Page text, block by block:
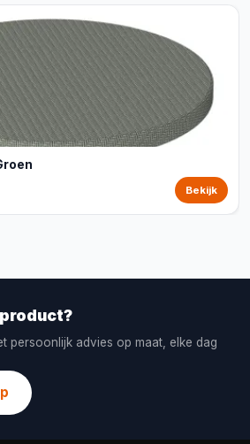
Bekijk
persoonlijk advies op maat, elke dag